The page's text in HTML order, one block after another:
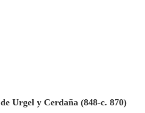
Urgel y Cerdaña (848-c. 870)